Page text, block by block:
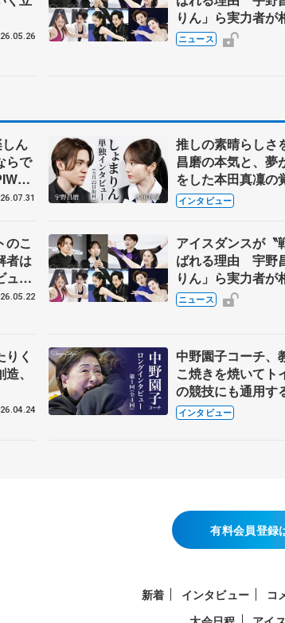
りん」ら実力者
国内の競争激化
ニュース
ん
らで
前
推しの素晴らしさ
昌磨の本気と、夢
をした本田真凜の
インタビュー
のこ
者は
ュー
人、
アイスダンスが〝
ばれる理由 宇野
りん」ら実力者
国内の競争激化
ニュース
く
、
中野園子コーチ、
こ焼きを焼いて
の競技にも通用す
織の筋肉
インタビュー
有料会員登録
新着 インタビュー コ